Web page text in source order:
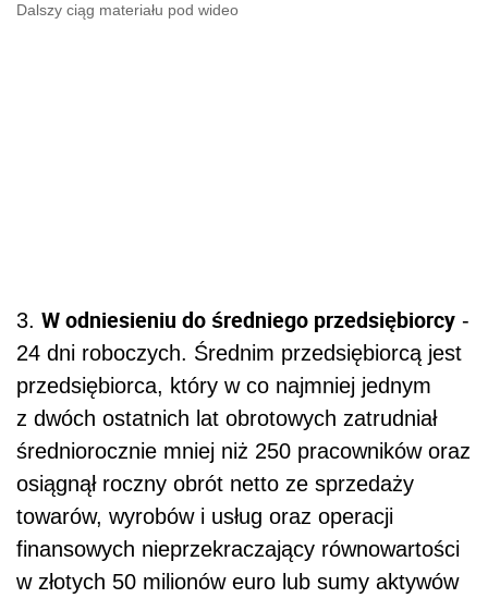
Dalszy ciąg materiału pod wideo
3. W odniesieniu do średniego przedsiębiorcy -
24 dni roboczych. Średnim przedsiębiorcą jest
przedsiębiorca, który w co najmniej jednym
z dwóch ostatnich lat obrotowych zatrudniał
średniorocznie mniej niż 250 pracowników oraz
osiągnął roczny obrót netto ze sprzedaży
towarów, wyrobów i usług oraz operacji
finansowych nieprzekraczający równowartości
w złotych 50 milionów euro lub sumy aktywów